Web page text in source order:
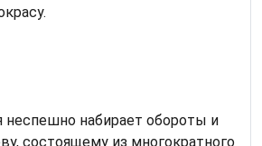
неспешно набирает обороты и
состоящему из многократного